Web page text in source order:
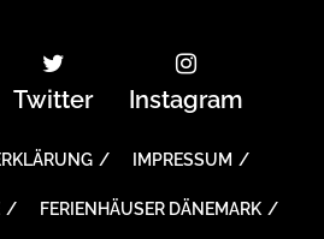
Twitter Instagram
IMPRESSUM
FERIENHÄUSER DÄNEMARK